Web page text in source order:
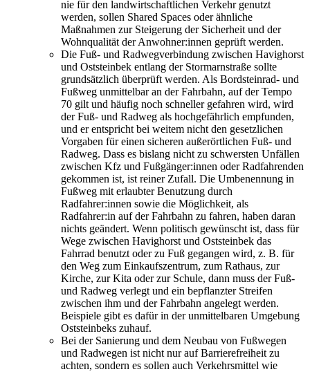
nie für den landwirtschaftlichen Verkehr genutzt
werden, sollen Shared Spaces oder ähnliche
Maßnahmen zur Steigerung der Sicherheit und der
Wohnqualität der Anwohner:innen geprüft werden.
Die Fuß- und Radwegverbindung zwischen Havighorst
und Oststeinbek entlang der Stormarnstraße sollte
grundsätzlich überprüft werden. Als Bordsteinrad- und
Fußweg unmittelbar an der Fahrbahn, auf der Tempo
70 gilt und häufig noch schneller gefahren wird, wird
der Fuß- und Radweg als hochgefährlich empfunden,
und er entspricht bei weitem nicht den gesetzlichen
Vorgaben für einen sicheren außerörtlichen Fuß- und
Radweg. Dass es bislang nicht zu schwersten Unfällen
zwischen Kfz und Fußgänger:innen oder Radfahrenden
gekommen ist, ist reiner Zufall. Die Umbenennung in
Fußweg mit erlaubter Benutzung durch
Radfahrer:innen sowie die Möglichkeit, als
Radfahrer:in auf der Fahrbahn zu fahren, haben daran
nichts geändert. Wenn politisch gewünscht ist, dass für
Wege zwischen Havighorst und Oststeinbek das
Fahrrad benutzt oder zu Fuß gegangen wird, z. B. für
den Weg zum Einkaufszentrum, zum Rathaus, zur
Kirche, zur Kita oder zur Schule, dann muss der Fuß-
und Radweg verlegt und ein bepflanzter Streifen
zwischen ihm und der Fahrbahn angelegt werden.
Beispiele gibt es dafür in der unmittelbaren Umgebung
Oststeinbeks zuhauf.
Bei der Sanierung und dem Neubau von Fußwegen
und Radwegen ist nicht nur auf Barrierefreiheit zu
achten, sondern es sollen auch Verkehrsmittel wie